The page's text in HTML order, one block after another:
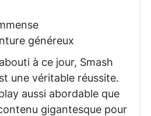
généreux
à ce jour, Smash
une véritable réussite.
aussi abordable que
gigantesque pour